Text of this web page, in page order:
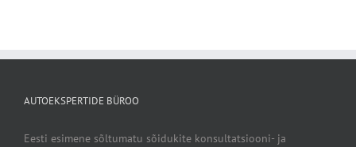
AUTOEKSPERTIDE BÜROO
Eesti esimene sõltumatu sõidukite konsultatsiooni- ja